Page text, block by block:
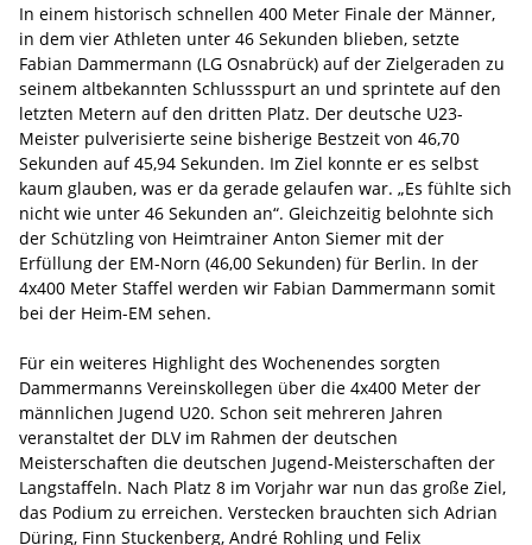
In einem historisch schnellen 400 Meter Finale der Männer,
in dem vier Athleten unter 46 Sekunden blieben, setzte
Fabian Dammermann (LG Osnabrück) auf der Zielgeraden zu
seinem altbekannten Schlussspurt an und sprintete auf den
letzten Metern auf den dritten Platz. Der deutsche U23-
Meister pulverisierte seine bisherige Bestzeit von 46,70
Sekunden auf 45,94 Sekunden. Im Ziel konnte er es selbst
kaum glauben, was er da gerade gelaufen war. „Es fühlte sich
nicht wie unter 46 Sekunden an“. Gleichzeitig belohnte sich
der Schützling von Heimtrainer Anton Siemer mit der
Erfüllung der EM-Norn (46,00 Sekunden) für Berlin. In der
4x400 Meter Staffel werden wir Fabian Dammermann somit
bei der Heim-EM sehen.
Für ein weiteres Highlight des Wochenendes sorgten
Dammermanns Vereinskollegen über die 4x400 Meter der
männlichen Jugend U20. Schon seit mehreren Jahren
veranstaltet der DLV im Rahmen der deutschen
Meisterschaften die deutschen Jugend-Meisterschaften der
Langstaffeln. Nach Platz 8 im Vorjahr war nun das große Ziel,
das Podium zu erreichen. Verstecken brauchten sich Adrian
Düring, Finn Stuckenberg, André Rohling und Felix